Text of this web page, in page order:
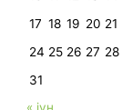
17 18 19 20 21
24 25 26 27 28
31
« јун